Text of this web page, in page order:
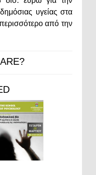
υγείας στα
από την